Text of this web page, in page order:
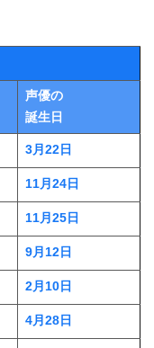
声優の
誕生日
3月22日
11月24日
11月25日
9月12日
2月10日
4月28日